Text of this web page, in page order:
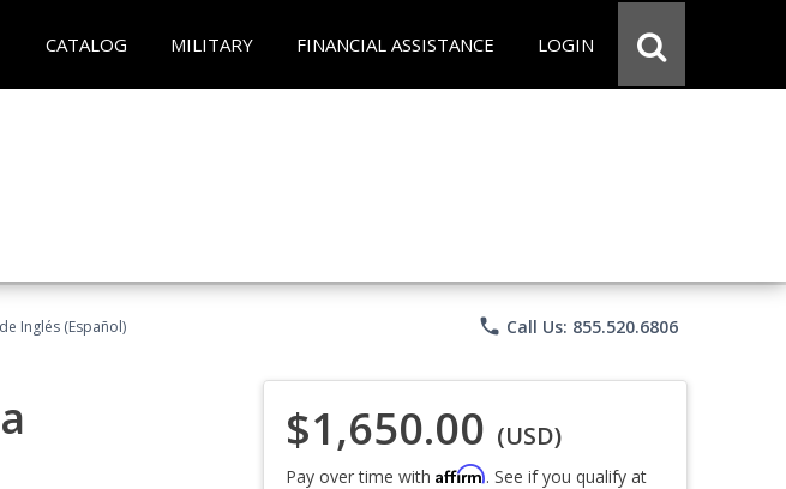
CATALOG MILITARY FINANCIAL ASSISTANCE LOGIN
Inglés (Español) phone Call Us: 855.520.6806
$1,650.00 (USD)
Pay over time with Affirm. See if you qualify at